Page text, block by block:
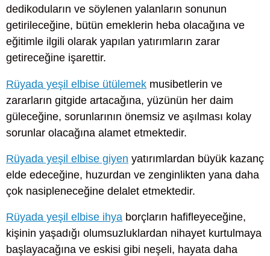
dedikoduların ve söylenen yalanların sonunun
getirileceğine, bütün emeklerin heba olacağına ve
eğitimle ilgili olarak yapılan yatırımların zarar
getireceğine işarettir.
Rüyada yeşil elbise ütülemek musibetlerin ve
zararların gitgide artacağına, yüzünün her daim
güleceğine, sorunlarının önemsiz ve aşılması kolay
sorunlar olacağına alamet etmektedir.
Rüyada yeşil elbise giyen yatırımlardan büyük kazanç
elde edeceğine, huzurdan ve zenginlikten yana daha
çok nasipleneceğine delalet etmektedir.
Rüyada yeşil elbise ihya borçların hafifleyeceğine,
kişinin yaşadığı olumsuzluklardan nihayet kurtulmaya
başlayacağına ve eskisi gibi neşeli, hayata daha